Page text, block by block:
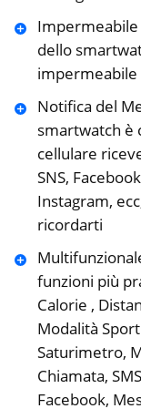
dello
Notifica del
smartwatch è
cellulare
SNS,
Instagram,
ricordarti
funzioni più
Calorie ,
Modalità
Saturimetro,
Chiamata,
Facebook,